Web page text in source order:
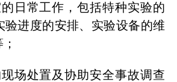
日常工作，包括特种实验的
验进度的安排、实验设备的维
场处置及协助安全事故调查